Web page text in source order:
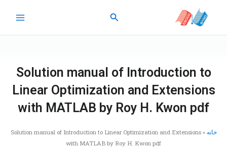
جستجو
Solution manual of Introduction to
Linear Optimization and Extensions
with MATLAB by Roy H. Kwon pdf
خانه »
Solution manual of Introduction to Linear Optimization and Extensions
with MATLAB by Roy H. Kwon pdf